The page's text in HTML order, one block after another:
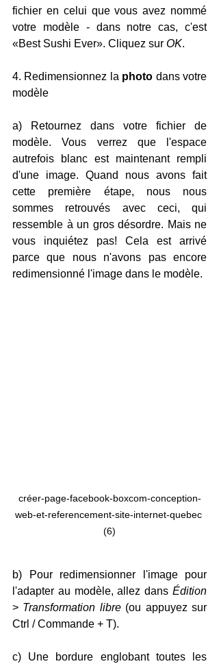
fichier en celui que vous avez nommé
votre modèle - dans notre cas, c'est
«Best Sushi Ever». Cliquez sur OK.
4. Redimensionnez la photo dans votre
modèle
a) Retournez dans votre fichier de
modèle. Vous verrez que l'espace
autrefois blanc est maintenant rempli
d'une image. Quand nous avons fait
cette première étape, nous nous
sommes retrouvés avec ceci, qui
ressemble à un gros désordre. Mais ne
vous inquiétez pas! Cela est arrivé
parce que nous n'avons pas encore
redimensionné l'image dans le modèle.
créer-page-facebook-boxcom-conception-
web-et-referencement-site-internet-quebec
(6)
b) Pour redimensionner l'image pour
l'adapter au modèle, allez dans Édition
> Transformation libre (ou appuyez sur
Ctrl / Commande + T).
c) Une bordure englobant toutes les